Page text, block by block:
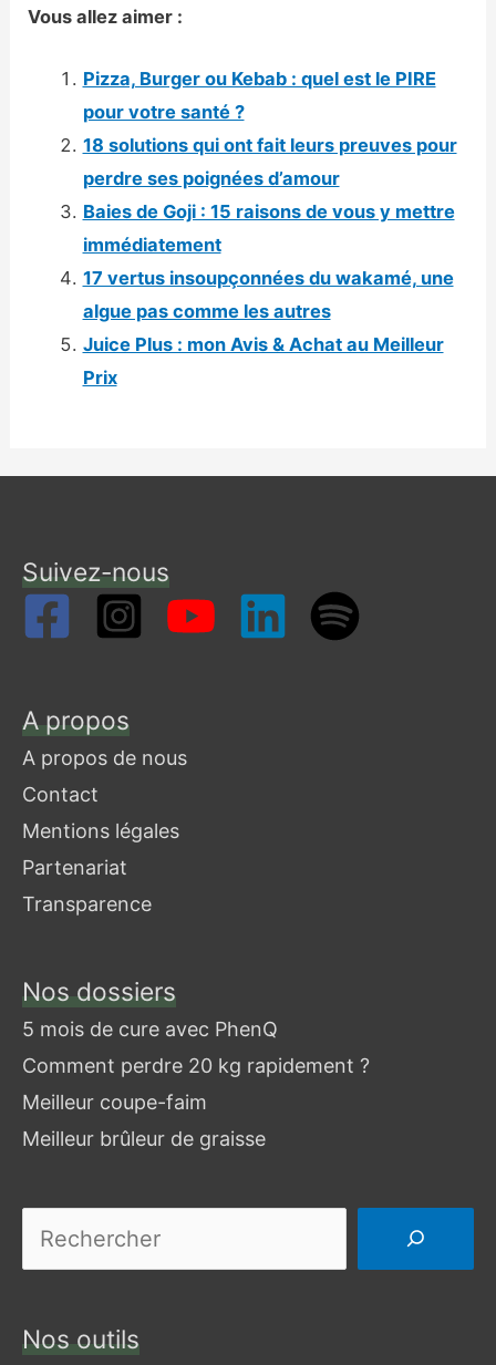
Vous allez aimer :
Pizza, Burger ou Kebab : quel est le PIRE
pour votre santé ?
18 solutions qui ont fait leurs preuves pour
perdre ses poignées d’amour
Baies de Goji : 15 raisons de vous y mettre
immédiatement
17 vertus insoupçonnées du wakamé, une
algue pas comme les autres
Juice Plus : mon Avis & Achat au Meilleur
Prix
Suivez-nous
A propos
A propos de nous
Contact
Mentions légales
Partenariat
Transparence
Nos dossiers
5 mois de cure avec PhenQ
Comment perdre 20 kg rapidement ?
Meilleur coupe-faim
Meilleur brûleur de graisse
Je
cherche
un
article
Nos outils